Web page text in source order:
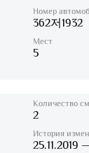
Номер
362저1932
Мест
5
Количество
2
История
25.11.2019